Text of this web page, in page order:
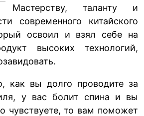
Мастерству, таланту и
современного китайского
освоил и взял себе на
высоких технологий,
как вы долго проводите за
у вас болит спина и вы
чувствуете, то вам поможет